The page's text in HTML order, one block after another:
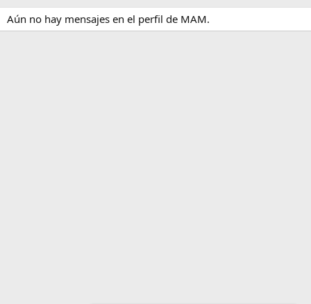
Aún no hay mensajes en el perfil de MAM.